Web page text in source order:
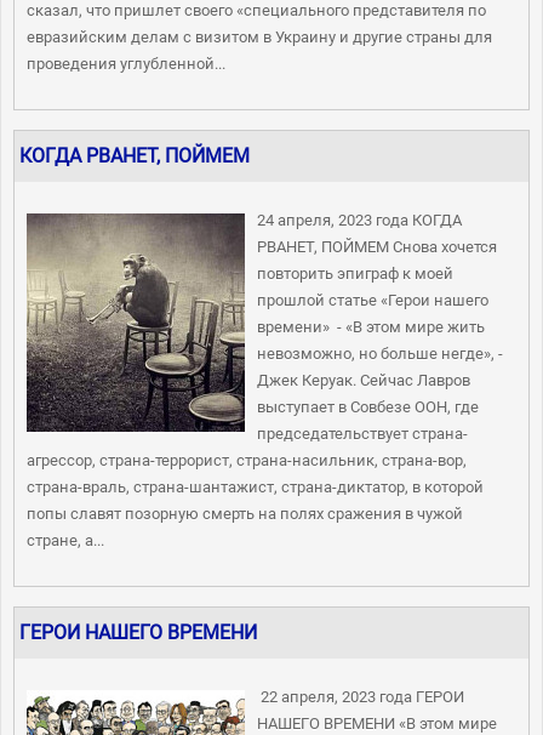
сказал, что пришлет своего «специального представителя по
евразийским делам с визитом в Украину и другие страны для
проведения углубленной...
КОГДА РВАНЕТ, ПОЙМЕМ
24 апреля, 2023 года КОГДА
РВАНЕТ, ПОЙМЕМ Снова хочется
повторить эпиграф к моей
прошлой статье «Герои нашего
времени» - «В этом мире жить
невозможно, но больше негде», -
Джек Керуак. Сейчас Лавров
выступает в Совбезе ООН, где
председательствует страна-
агрессор, страна-террорист, страна-насильник, страна-вор,
страна-враль, страна-шантажист, страна-диктатор, в которой
попы славят позорную смерть на полях сражения в чужой
стране, а...
ГЕРОИ НАШЕГО ВРЕМЕНИ
22 апреля, 2023 года ГЕРОИ
НАШЕГО ВРЕМЕНИ «В этом мире